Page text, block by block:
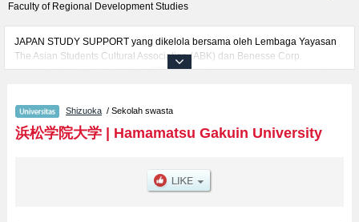
Faculty of Regional Development Studies
JAPAN STUDY SUPPORT yang dikelola bersama oleh Lembaga Yayasan
The Asian Students Cultural Association (ABK) dan Benesse Corp.
menyediakan informasi sekitar 1300 universitas, pascasarjana, universitas
mencakup informasi per fakultas seperti Fakultas Faculty of Regional
Development Studies, serta berbagai informasi yang berguna bagi
mahasiswa(i) mancanegara seperti kuota untuk jumlah pendaftar dan
mengenai ujian masuk, prasarana kampus, akses jalan, dan lainnya.
Shizuoka / Sekolah swasta
浜松学院大学| Hamamatsu Gakuin University